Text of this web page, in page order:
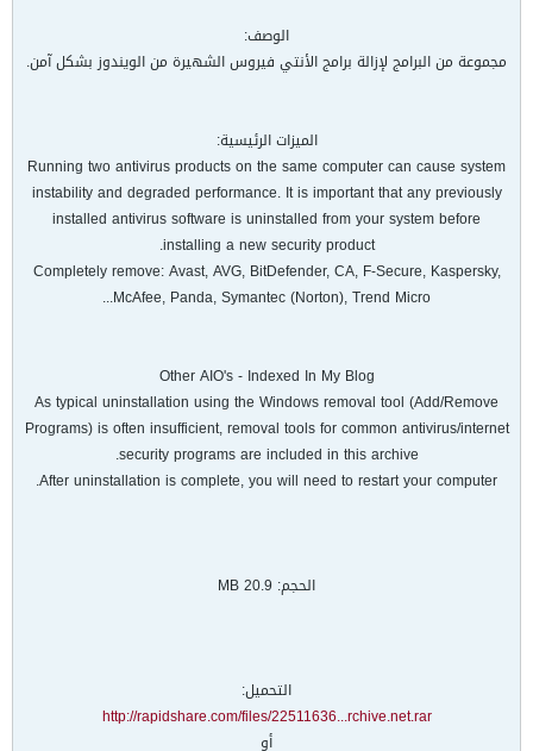
الوصف:
مجموعة من البرامج لإزالة برامج الأنتي فيروس الشهيرة من الويندوز بشكل آمن.
الميزات الرئيسية:
Running two antivirus products on the same computer can cause system
instability and degraded performance. It is important that any previously
installed antivirus software is uninstalled from your system before
installing a new security product.
Completely remove: Avast, AVG, BitDefender, CA, F-Secure, Kaspersky,
McAfee, Panda, Symantec (Norton), Trend Micro...
Other AIO's - Indexed In My Blog
As typical uninstallation using the Windows removal tool (Add/Remove
Programs) is often insufficient, removal tools for common antivirus/internet
security programs are included in this archive.
After uninstallation is complete, you will need to restart your computer.
الحجم: 20.9 MB
التحميل:
http://rapidshare.com/files/22511636...rchive.net.rar
أو